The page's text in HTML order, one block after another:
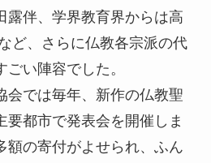
露伴、学界教育界からは高
ど、さらに仏教各宗派の代
い陣容でした。
会では毎年、新作の仏教聖
要都市で発表会を開催しま
額の寄付がよせられ、ふん